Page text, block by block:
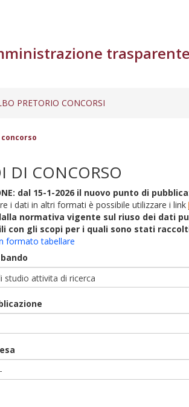
trasparente
PRETORIO CONCORSI
DI CONCORSO
dal 15-1-2026 il nuovo punto di
i dati in altri formati è possibile utilizzare i link
normativa vigente sul riuso dei dati
con gli scopi per i quali sono stati
formato tabellare
studio attivita di ricerca